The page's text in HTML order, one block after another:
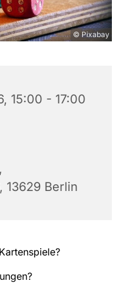
© Pixabay
15:00 - 17:00
13629 Berlin